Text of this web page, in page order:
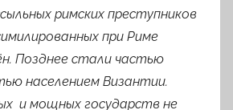
римских преступников
при Риме
Позднее стали частью
населением Византии.
и мощных государств не